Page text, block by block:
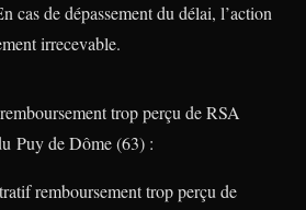
cas de dépassement du délai, l’action
irrecevable.
trop perçu de RSA
Puy de Dôme (63) :
remboursement trop perçu de